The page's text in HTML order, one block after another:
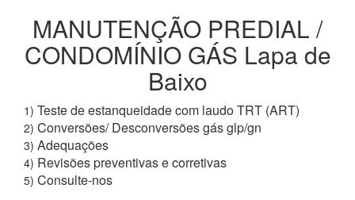
MANUTENÇÃO PREDIAL /
CONDOMÍNIO GÁS Lapa de
Baixo
1) Teste de estanqueidade com laudo TRT (ART)
2) Conversões/ Desconversões gás glp/gn
3) Adequações
4) Revisões preventivas e corretivas
5) Consulte-nos